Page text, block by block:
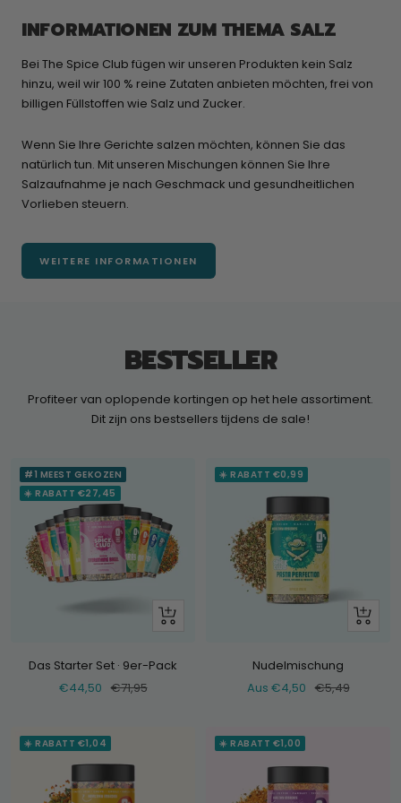
INFORMATIONEN ZUM THEMA SALZ
Bei The Spice Club fügen wir unseren Produkten kein Salz
hinzu, weil wir 100 % reine Zutaten anbieten möchten, frei von
billigen Füllstoffen wie Salz und Zucker.
Wenn Sie Ihre Gerichte salzen möchten, können Sie das
natürlich tun. Mit unseren Mischungen können Sie Ihre
Salzaufnahme je nach Geschmack und gesundheitlichen
Vorlieben steuern.
WEITERE INFORMATIONEN
BESTSELLER
Profiteer van oplopende kortingen op het hele assortiment.
Dit zijn ons bestsellers tijdens de sale!
#1 MEEST GEKOZEN
☀️ RABATT €27,45
+
Das Starter Set · 9er-Pack
Verkaufspreis
€44,50 Normaler
€71,95
☀️ RABATT €0,99
Schau
Nudelmischung
Verkaufspreis
Aus €4,50 Normaler
€5,49
☀️ RABATT €1,04 ☀️ RABATT €1,00